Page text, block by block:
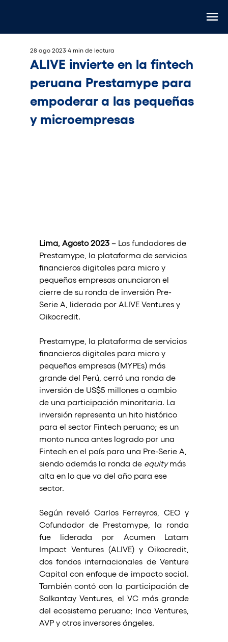
ALIVE invierte en la fintech
peruana Prestamype para
empoderar a las pequeñas
y microempresas
28 ago 2023 4 min de lectura
Lima, Agosto 2023 – Los fundadores de
Prestamype, la plataforma de servicios
financieros digitales para micro y
pequeñas empresas anunciaron el
cierre de su ronda de inversión Pre-
Serie A, liderada por ALIVE Ventures y
Oikocredit.
Prestamype, la plataforma de servicios
financieros digitales para micro y
pequeñas empresas (MYPEs) más
grande del Perú, cerró una ronda de
inversión de US$5 millones a cambio
de una participación minoritaria. La
inversión representa un hito histórico
para el sector Fintech peruano; es un
monto nunca antes logrado por una
Fintech en el país para una Pre-Serie A,
siendo además la ronda de equity más
alta en lo que va del año para ese
sector.
Según reveló Carlos Ferreyros, CEO y
Cofundador de Prestamype, la ronda
fue liderada por Acumen Latam
Impact Ventures (ALIVE) y Oikocredit,
dos fondos internacionales de Venture
Capital con enfoque de impacto social.
También contó con la participación de
Salkantay Ventures, el VC más grande
del ecosistema peruano; Inca Ventures,
AVP y otros inversores ángeles.